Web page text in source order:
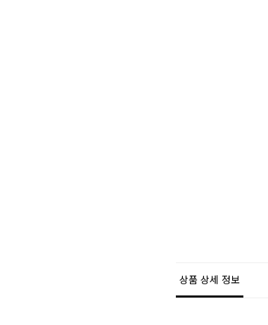
상품 상세 정보